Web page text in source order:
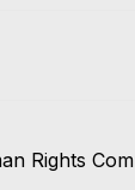
Rights